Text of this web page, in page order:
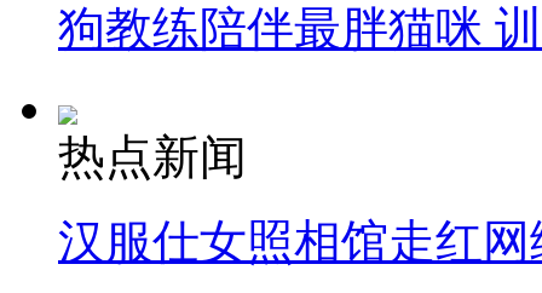
狗教练陪伴最胖猫咪
热点新闻
汉服仕女照相馆走红网